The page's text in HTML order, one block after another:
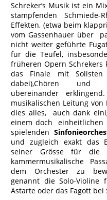
Schreker’s Musik ist ein
stampfenden Schmiede-
Effekten, (etwa beim
vom Gassenhauer über
nicht weiter geführte
für die Teufel,
früheren Opern Schrekers
das Finale mit
dabei),Chören und
übereinander
musikalischen Leitung von
dies alles, auch dank
einem doch
spielenden
und zugleich exakt das
seiner Grösse für die
kammermusikalische
dem Orchester zu
genannt die Solo-
Astarte oder das Fagott bei